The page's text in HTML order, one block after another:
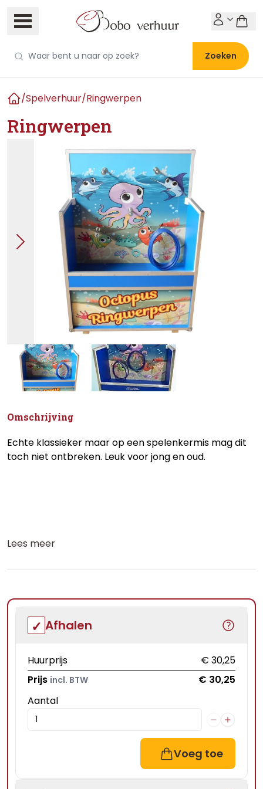
Zoeken
/Spelverhuur/Ringwerpen
Ringwerpen
Omschrijving
Echte klassieker maar op een spelenkermis mag dit
toch niet ontbreken. Leuk voor jong en oud.
Lees meer
Afhalen
Huurprijs
€ 30,25
Prijs incl. BTW
€ 30,25
Aantal
Voeg toe